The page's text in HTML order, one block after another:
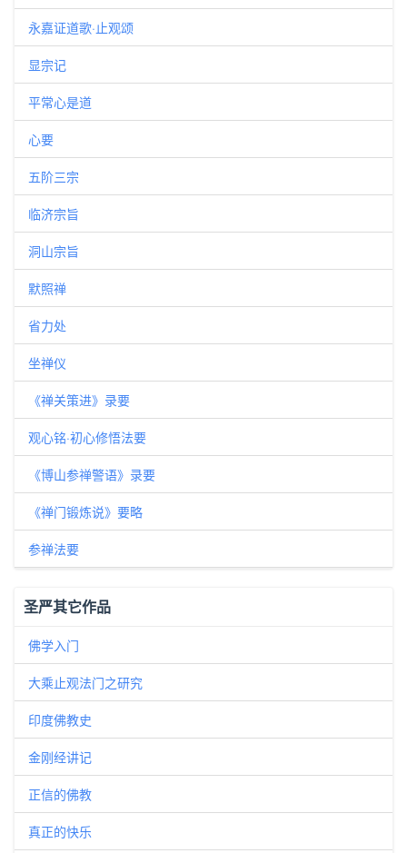
永嘉证道歌·止观颂
显宗记
平常心是道
心要
五阶三宗
临济宗旨
洞山宗旨
默照禅
省力处
坐禅仪
《禅关策进》录要
观心铭·初心修悟法要
《博山参禅警语》录要
《禅门锻炼说》要略
参禅法要
圣严其它作品
佛学入门
大乘止观法门之研究
印度佛教史
金刚经讲记
正信的佛教
真正的快乐